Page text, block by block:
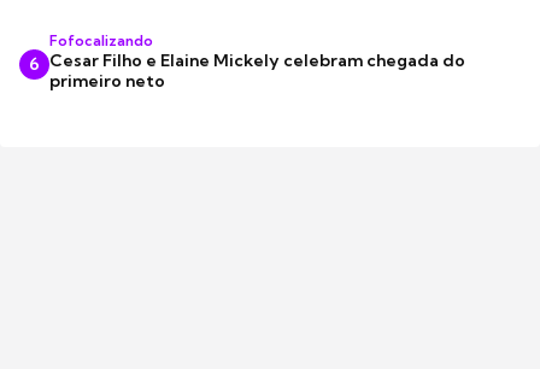
6
Fofocalizando
Cesar Filho e Elaine Mickely celebram chegada do
primeiro neto